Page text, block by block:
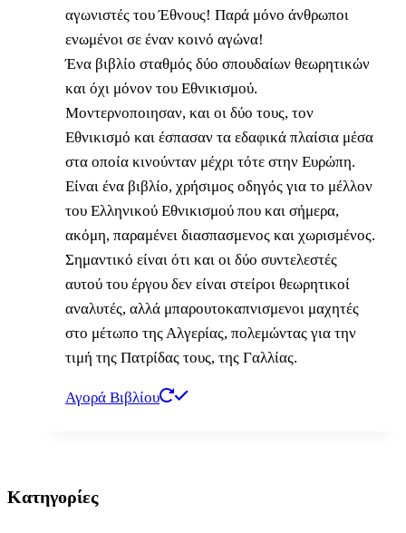
αγωνιστές του Έθνους! Παρά μόνο άνθρωποι
ενωμένοι σε έναν κοινό αγώνα!
Ένα βιβλίο σταθμός δύο σπουδαίων θεωρητικών
και όχι μόνον του Εθνικισμού.
Μοντερνοποιησαν, και οι δύο τους, τον
Εθνικισμό και έσπασαν τα εδαφικά πλαίσια μέσα
στα οποία κινούνταν μέχρι τότε στην Ευρώπη.
Είναι ένα βιβλίο, χρήσιμος οδηγός για το μέλλον
του Ελληνικού Εθνικισμού που και σήμερα,
ακόμη, παραμένει διασπασμενος και χωρισμένος.
Σημαντικό είναι ότι και οι δύο συντελεστές
αυτού του έργου δεν είναι στείροι θεωρητικοί
αναλυτές, αλλά μπαρουτοκαπνισμενοι μαχητές
στο μέτωπο της Αλγερίας, πολεμώντας για την
τιμή της Πατρίδας τους, της Γαλλίας.
Αγορά Βιβλίου
Κατηγορίες